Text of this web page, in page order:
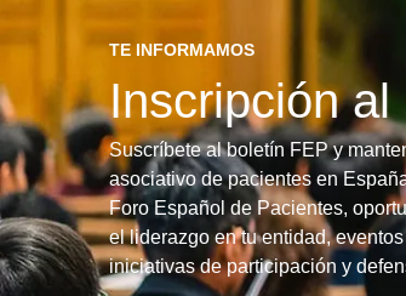
TE INFORMAMOS
Inscripción
Suscríbete al boletín FEP y
asociativo de pacientes en
Foro Español de Pacientes,
el liderazgo en tu entidad,
iniciativas de participación y